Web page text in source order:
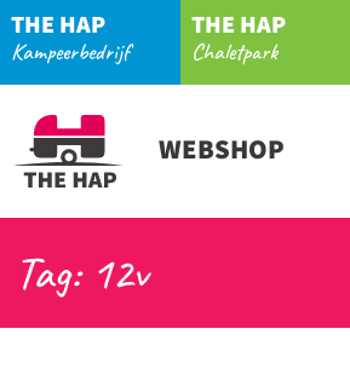
THE HAP
Kampeerbedrijf
THE HAP
Chaletpark
WEBSHOP
Tag: 12v